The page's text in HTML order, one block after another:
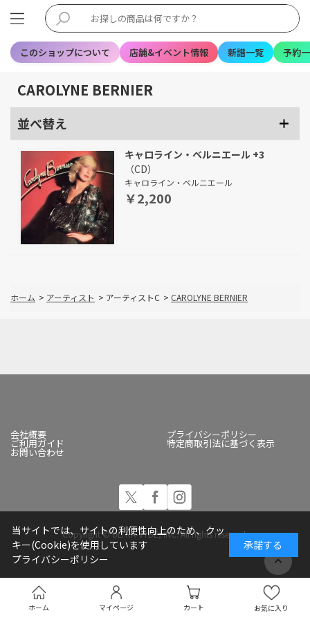
このショップについて 店舗&イベント情報 新譜一覧 予約
ホーム マイページ カート お気に入り
CAROLYNE BERNIER
並べ替え
キャロライン・ベルニエール +3
（CD）
キャロライン・ベルニエール
￥2,200
ホーム > アーティスト > アーティストC > CAROLYNE BERNIER
会社概要 プライバシーポリシー
ご利用ガイド 特定商取引法に基づく表示
お問い合わせ
Copyright © ULTRA-VYBE, INC. All rights reserved.
当サイトでは、サイトの利便性向上のため、クッ
キー(Cookie)を使用しています
プライバシーポリシー
承諾する